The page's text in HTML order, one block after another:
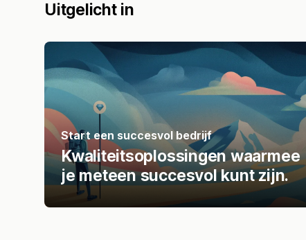
Uitgelicht in
Start een succesvol bedrijf
Kwaliteitsoplossingen waarmee
je meteen succesvol kunt zijn.